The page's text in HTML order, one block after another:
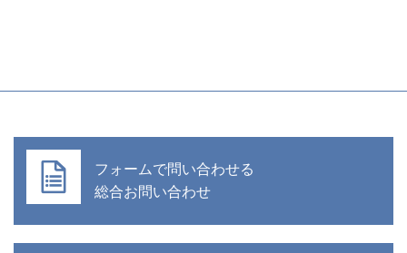
フォームで問い合わせる
総合お問い合わせ